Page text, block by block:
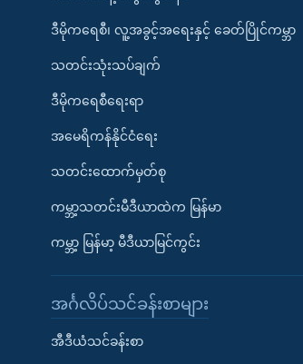
ဒီမိုကရေစီ၊ လူ့အခွင့်အရေးနှင့် ခေတ်ပြိုင်ကမ္ဘာ
သတင်းသုံးသပ်ချက်
ဒီမိုကရေစီရေးရာ
အမေရိကန်နိုင်ငံရေး
သတင်းထောက်မှတ်စု
ကမ္ဘာ့သတင်းမီဒီယာထဲက မြန်မာ
ကမ္ဘာ့ မြန်မာ့ မီဒီယာမြင်ကွင်း
အင်္ဂလိပ်သင်ခန်းစာများ
အီဒီယံသင်ခန်းစာ